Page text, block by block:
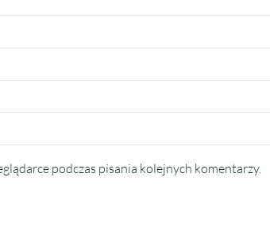
podczas pisania kolejnych komentarzy.